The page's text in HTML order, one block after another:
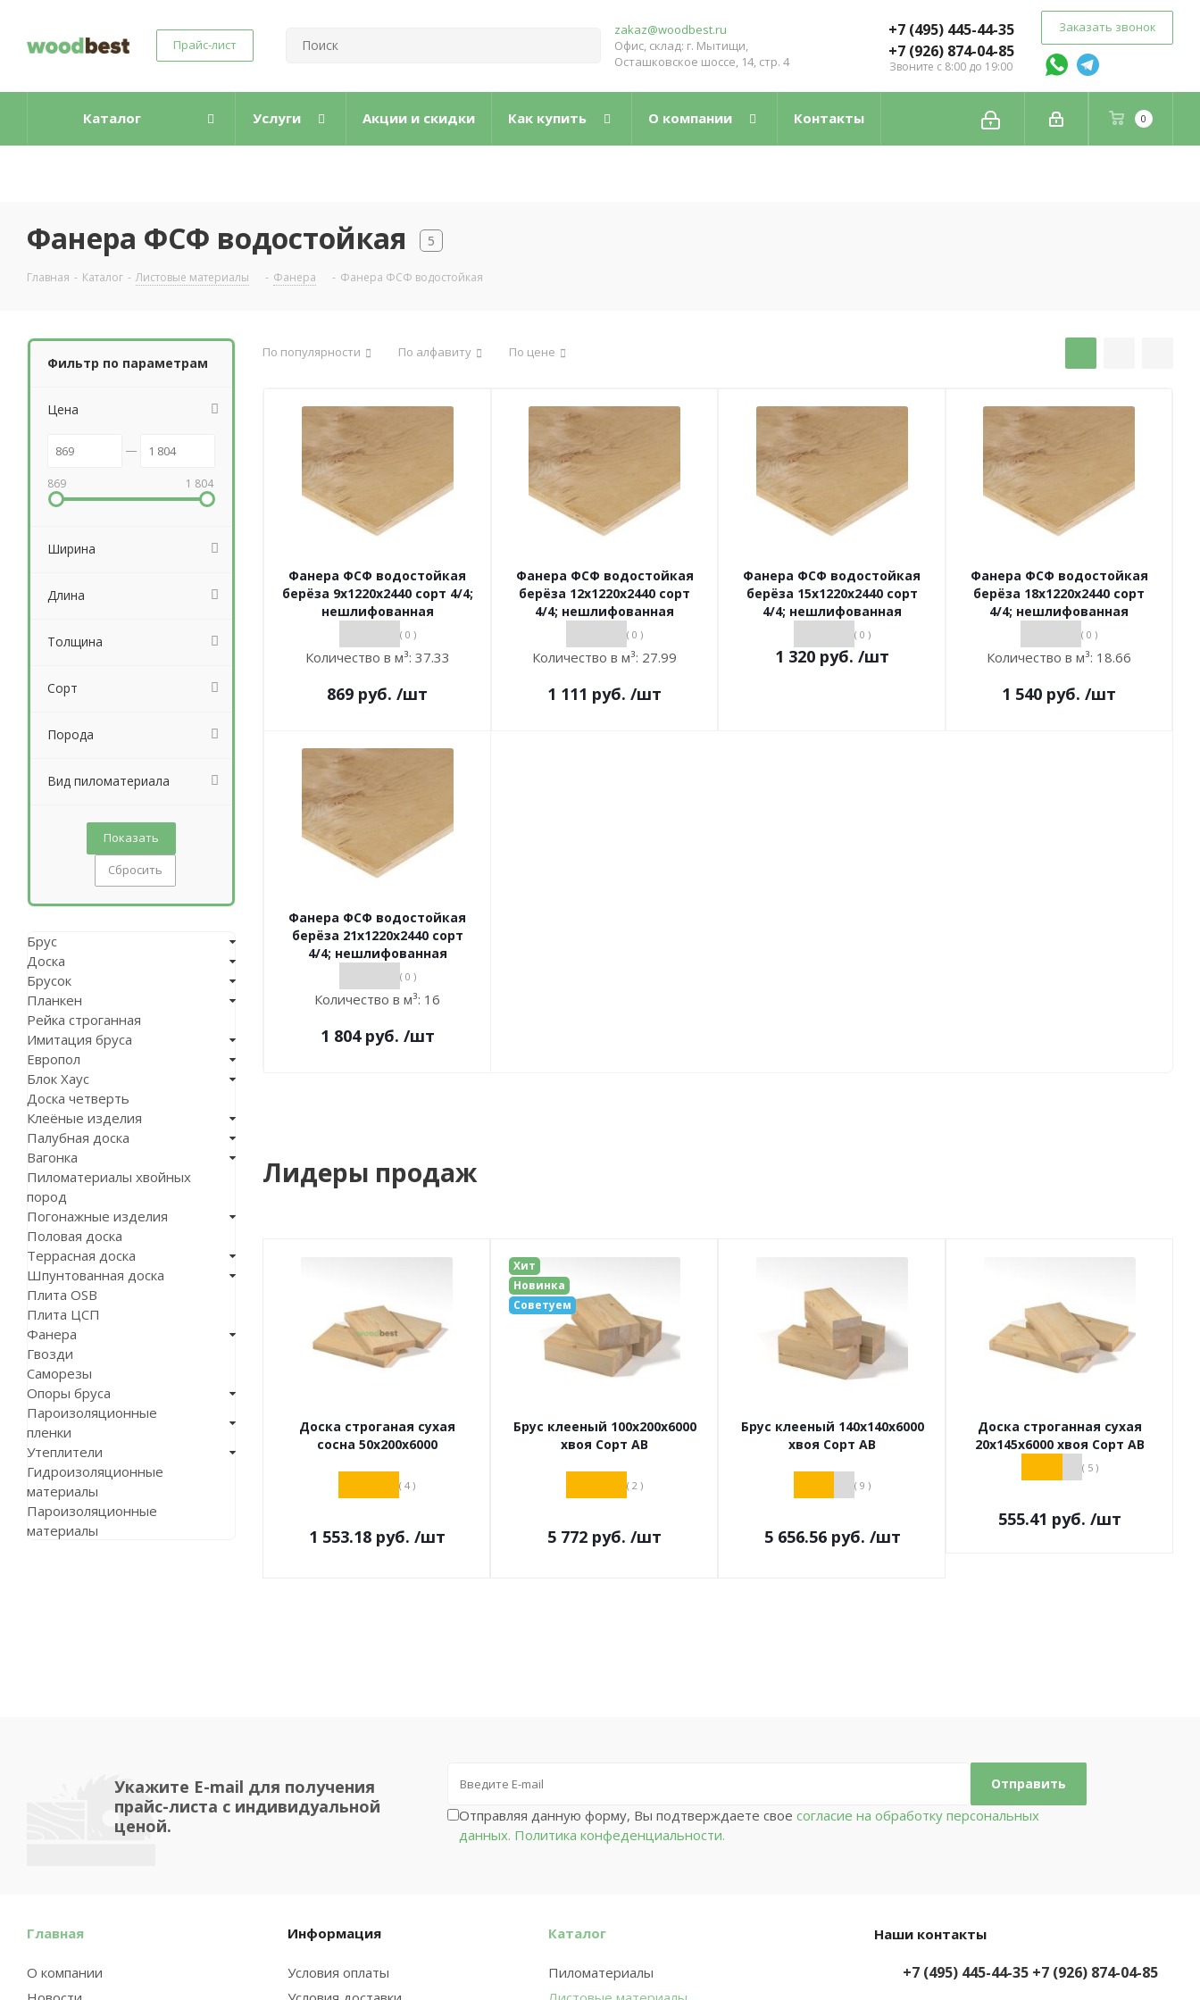
Прайс-лист
zakaz@woodbest.ru
Офис, склад: г. Мытищи,
Осташковское шоссе, 14, стр. 4
+7 (495) 445-44-35
+7 (926) 874-04-85
Звоните с 8:00 до 19:00
Заказать звонок
0
Каталог Услуги Акции и скидки Как купить О компании Контакты
Фанера ФСФ водостойкая 5
Главная - Каталог - Листовые материалы - Фанера - Фанера ФСФ водостойкая
По популярности По алфавиту По цене
Фанера ФСФ водостойкая
берёза 9х1220х2440 сорт 4/4;
нешлифованная
( 0 )
Количество в м³: 37.33
869 руб. /шт
Фанера ФСФ водостойкая
берёза 12х1220х2440 сорт
4/4; нешлифованная
( 0 )
Количество в м³: 27.99
1 111 руб. /шт
Фанера ФСФ водостойкая
берёза 15х1220х2440 сорт
4/4; нешлифованная
( 0 )
1 320руб. /шт
Фанера ФСФ водостойкая
берёза 18х1220х2440 сорт
4/4; нешлифованная
( 0 )
Количество в м³: 18.66
1 540 руб. /шт
Фанера ФСФ водостойкая
берёза 21х1220х2440 сорт
4/4; нешлифованная
( 0 )
Количество в м³: 16
1 804руб. /шт
Лидеры продаж
Доска строганая сухая
сосна 50х200х6000
( 4 )
1 553.18руб. /шт
Хит
Новинка
Советуем
Брус клееный 100х200х6000
хвоя Сорт АВ
( 2 )
5 772 руб. /шт
Брус клееный 140х140х6000
хвоя Сорт АВ
( 9 )
5 656.56руб. /шт
Доска строганная сухая
20х145х6000 хвоя Сорт АВ
( 5 )
555.41 руб. /шт
Фильтр по параметрам
Цена
869 1 804
Ширина
Длина
Толщина
Сорт
Порода
Вид пиломатериала
Сбросить
Брус
Доска
Брусок
Планкен
Рейка строганная
Имитация бруса
Европол
Блок Хаус
Доска четверть
Клеёные изделия
Палубная доска
Вагонка
Пиломатериалы хвойных
пород
Погонажные изделия
Половая доска
Террасная доска
Шпунтованная доска
Плита OSB
Плита ЦСП
Фанера
Гвозди
Саморезы
Опоры бруса
Пароизоляционные
пленки
Утеплители
Гидроизоляционные
материалы
Пароизоляционные
материалы
Укажите E-mail для получения
прайс-листа с индивидуальной
ценой.
Отправляя данную форму, Вы подтверждаете свое согласие на обработку персональных
данных. Политика конфеденциальности.
Главная
О компании
Информация
Условия оплаты
Каталог
Пиломатериалы
Наши контакты
+7 (495) 445-44-35 +7 (926) 874-04-85